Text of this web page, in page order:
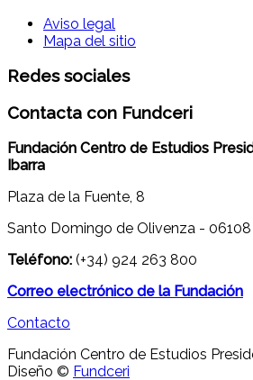
Aviso legal
Mapa del sitio
Redes sociales
Contacta con Fundceri
Fundación Centro de Estudios
Ibarra
Plaza de la Fuente, 8
Santo Domingo de Olivenza -
Teléfono: (+34) 924 263 800
Correo electrónico de la Fundación
Contacto
Fundación Centro de Estudios
Diseño © Fundceri